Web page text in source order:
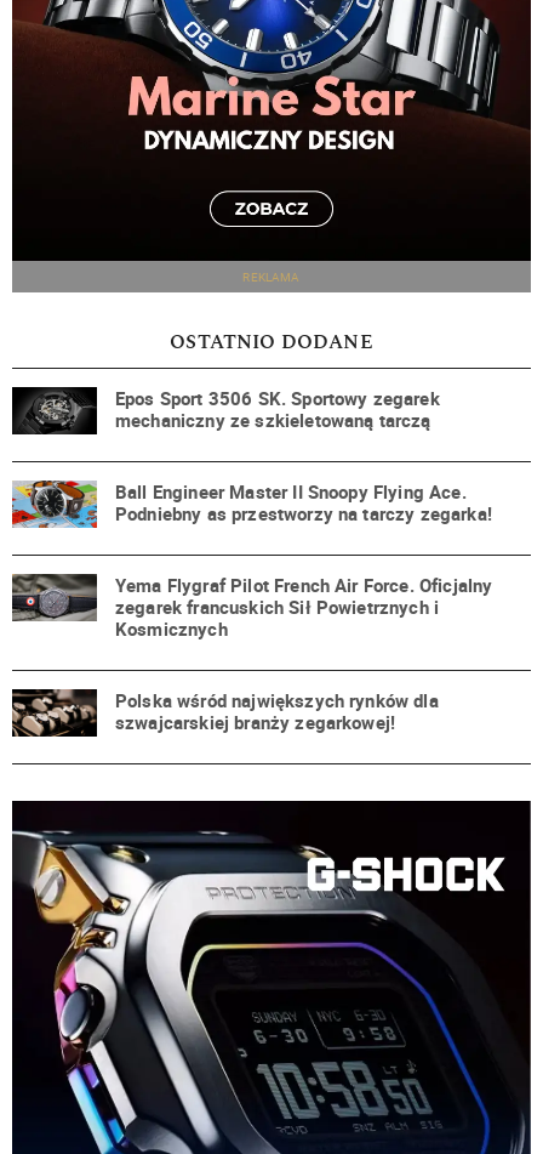
REKLAMA
OSTATNIO DODANE
Epos Sport 3506 SK. Sportowy zegarek
mechaniczny ze szkieletowaną tarczą
Ball Engineer Master II Snoopy Flying Ace.
Podniebny as przestworzy na tarczy zegarka!
Yema Flygraf Pilot French Air Force. Oficjalny
zegarek francuskich Sił Powietrznych i
Kosmicznych
Polska wśród największych rynków dla
szwajcarskiej branży zegarkowej!